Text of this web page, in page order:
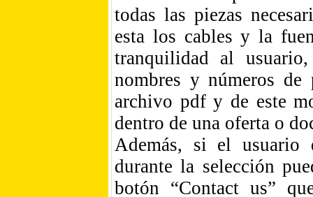
todas las piezas
esta los cables y la
tranquilidad al
nombres y números de
archivo pdf y de este
dentro de una oferta o
Además, si el usuario
durante la selección
botón “Contact us”